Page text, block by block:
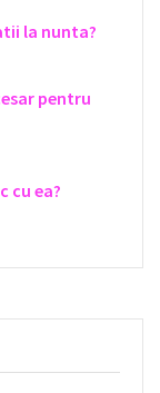
la nunta?
pentru
cu ea?